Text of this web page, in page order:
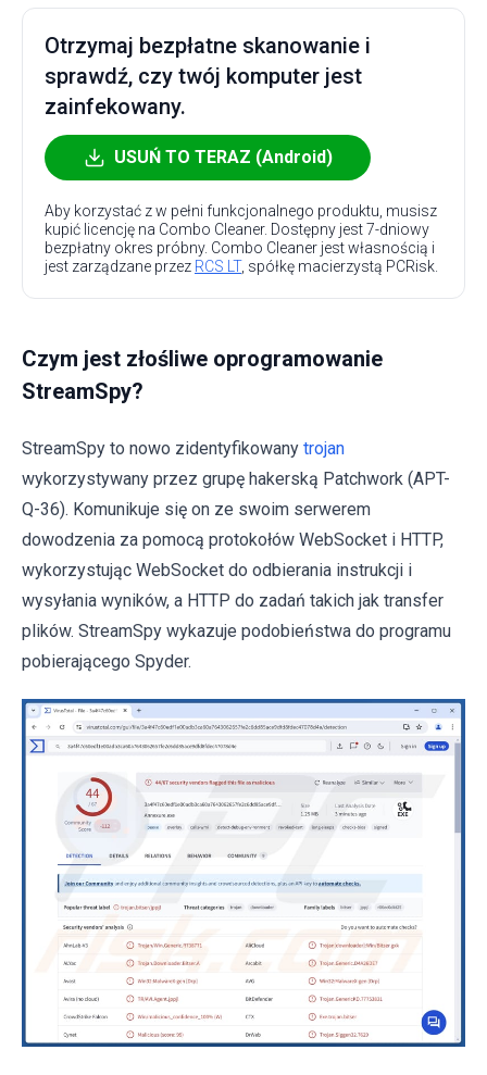
Otrzymaj bezpłatne skanowanie i
sprawdź, czy twój komputer jest
zainfekowany.
USUŃ TO TERAZ (Android)
Aby korzystać z w pełni funkcjonalnego produktu, musisz
kupić licencję na Combo Cleaner. Dostępny jest 7-dniowy
bezpłatny okres próbny. Combo Cleaner jest własnością i
jest zarządzane przez RCS LT, spółkę macierzystą PCRisk.
Czym jest złośliwe oprogramowanie
StreamSpy?
StreamSpy to nowo zidentyfikowany trojan
wykorzystywany przez grupę hakerską Patchwork (APT-
Q-36). Komunikuje się on ze swoim serwerem
dowodzenia za pomocą protokołów WebSocket i HTTP,
wykorzystując WebSocket do odbierania instrukcji i
wysyłania wyników, a HTTP do zadań takich jak transfer
plików. StreamSpy wykazuje podobieństwa do programu
pobierającego Spyder.